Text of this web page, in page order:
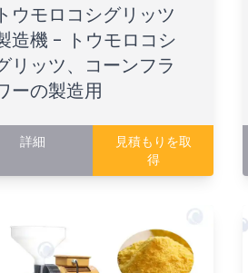
トウモロコシグリッツ
造機 - トウモロコシ
リッツ、コーンフラ
ーの製造用
詳細
見積もりを取
得